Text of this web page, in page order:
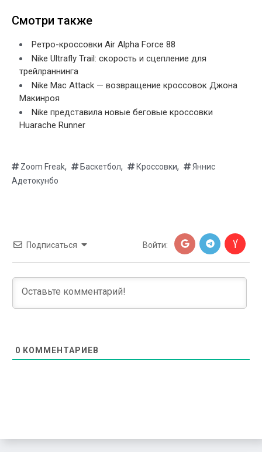
Смотри также
Ретро-кроссовки Air Alpha Force 88
Nike Ultrafly Trail: скорость и сцепление для
трейлраннинга
Nike Mac Attack — возвращение кроссовок Джона
Макинроя
Nike представила новые беговые кроссовки
Huarache Runner
Zoom Freak, Баскетбол, Кроссовки,
Яннис
Адетокунбо
Подписаться Войти:
0 КОММЕНТАРИЕВ